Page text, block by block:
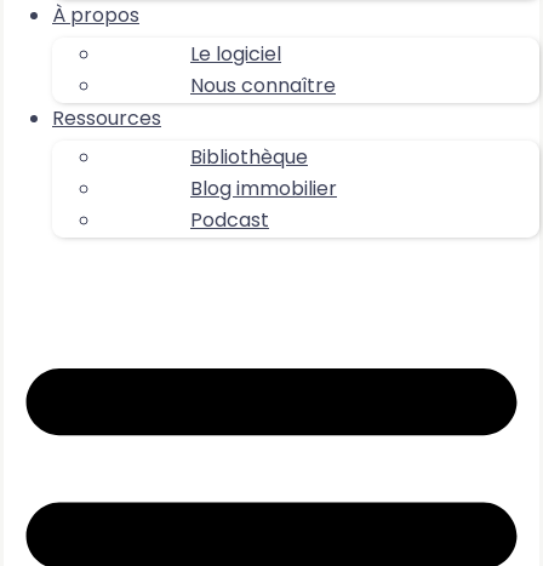
À propos
Le logiciel
Nous connaître
Ressources
Bibliothèque
Blog immobilier
Podcast